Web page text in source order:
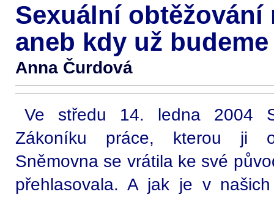
Sexuální obtěžování
aneb kdy už
Anna Čurdová
Ve středu 14. ledna 2004
Zákoníku práce, kterou ji
Sněmovna se vrátila ke své
přehlasovala. A jak je v